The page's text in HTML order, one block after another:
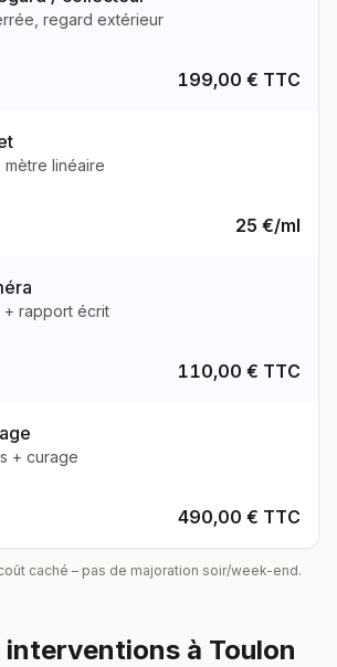
regard extérieur
199,00 € TTC
linéaire
25 €/ml
+ rapport écrit
110,00 € TTC
+ curage
490,00 € TTC
caché – pas de majoration soir/week-end.
interventions à Toulon